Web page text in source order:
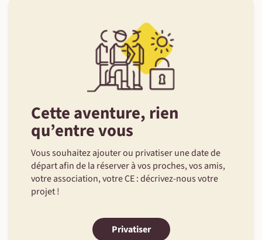
Cette aventure, rien
qu’entre vous
Vous souhaitez ajouter ou privatiser une date de
départ afin de la réserver à vos proches, vos amis,
votre association, votre CE : décrivez-nous votre
projet !
Privatiser